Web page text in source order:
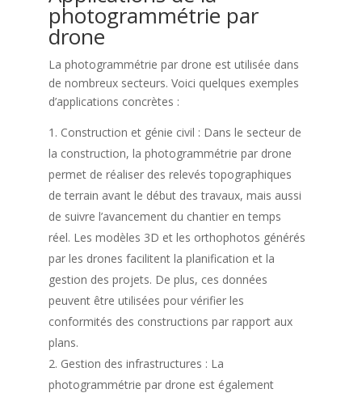
photogrammétrie par
drone
La photogrammétrie par drone est utilisée dans
de nombreux secteurs. Voici quelques exemples
d’applications concrètes :
Construction et génie civil : Dans le secteur de
la construction, la photogrammétrie par drone
permet de réaliser des relevés topographiques
de terrain avant le début des travaux, mais aussi
de suivre l’avancement du chantier en temps
réel. Les modèles 3D et les orthophotos générés
par les drones facilitent la planification et la
gestion des projets. De plus, ces données
peuvent être utilisées pour vérifier les
conformités des constructions par rapport aux
plans.
Gestion des infrastructures : La
photogrammétrie par drone est également